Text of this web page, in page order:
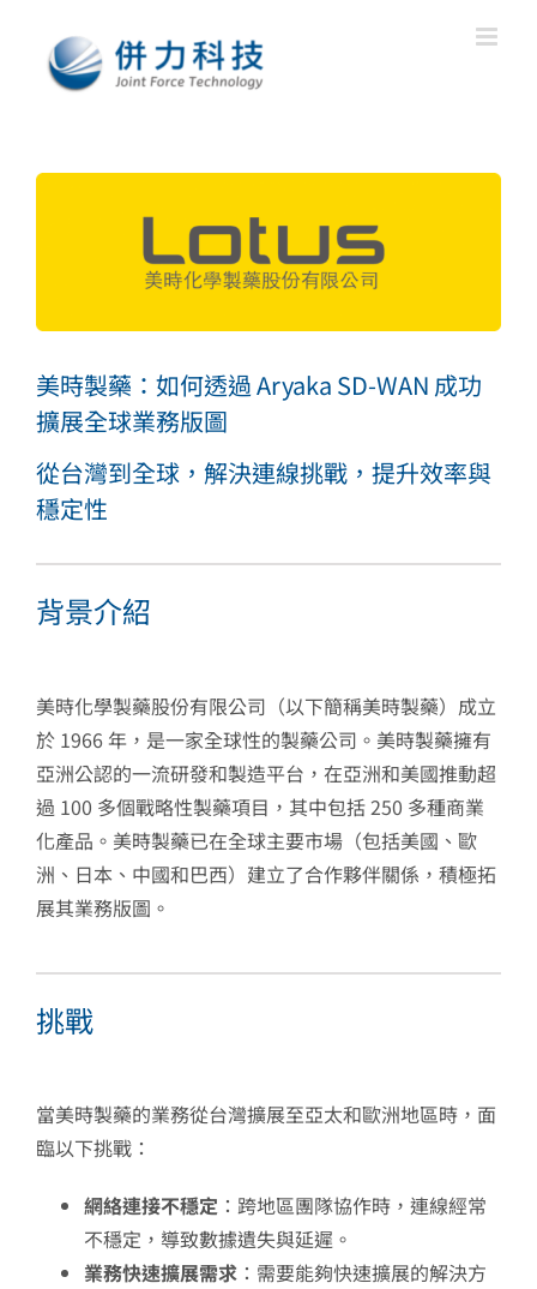
content
View
美時製藥：如何透過 Aryaka SD-WAN 成功
擴展全球業務版圖
從台灣到全球，解決連線挑戰，提升效率與
穩定性
背景介紹
美時化學製藥股份有限公司（以下簡稱美時製藥）成立
於 1966 年，是一家全球性的製藥公司。美時製藥擁有
亞洲公認的一流研發和製造平台，在亞洲和美國推動超
過 100 多個戰略性製藥項目，其中包括 250 多種商業
化產品。美時製藥已在全球主要市場（包括美國、歐
洲、日本、中國和巴西）建立了合作夥伴關係，積極拓
展其業務版圖。
挑戰
當美時製藥的業務從台灣擴展至亞太和歐洲地區時，面
臨以下挑戰：
網絡連接不穩定：跨地區團隊協作時，連線經常
不穩定，導致數據遺失與延遲。
業務快速擴展需求：需要能夠快速擴展的解決方